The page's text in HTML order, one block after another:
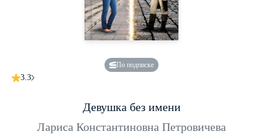
По подписке
3.3
Девушка без имени
Лариса Константиновна Петровичева